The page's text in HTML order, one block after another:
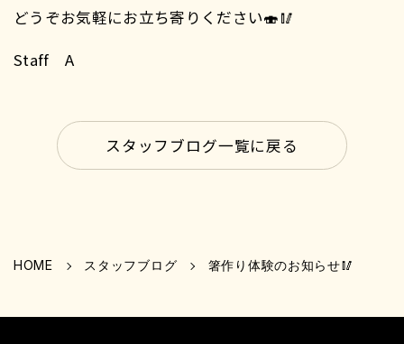
どうぞお気軽にお立ち寄りください🍣🥢
Staff A
スタッフブログ一覧に戻る
HOME スタッフブログ 箸作り体験のお知らせ🥢